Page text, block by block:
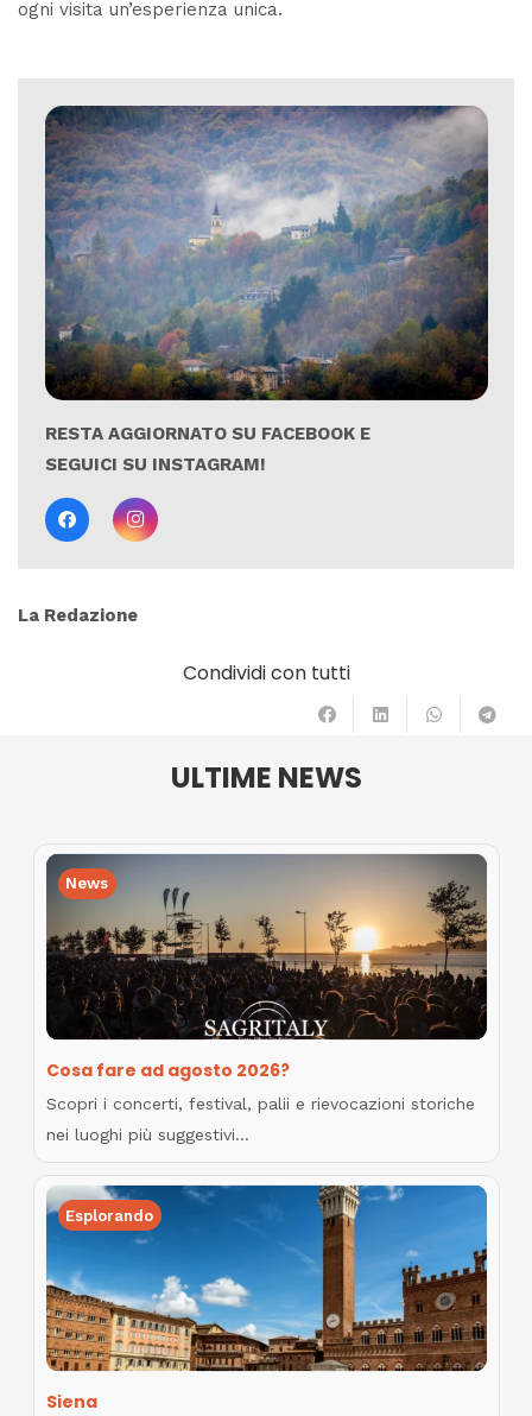
ogni visita un’esperienza unica.
RESTA AGGIORNATO SU FACEBOOK E
SEGUICI SU INSTAGRAM!
La Redazione
Condividi con tutti
ULTIME NEWS
News
Cosa fare ad agosto 2026?
Scopri i concerti, festival, palii e rievocazioni storiche
nei luoghi più suggestivi…
Esplorando
Siena